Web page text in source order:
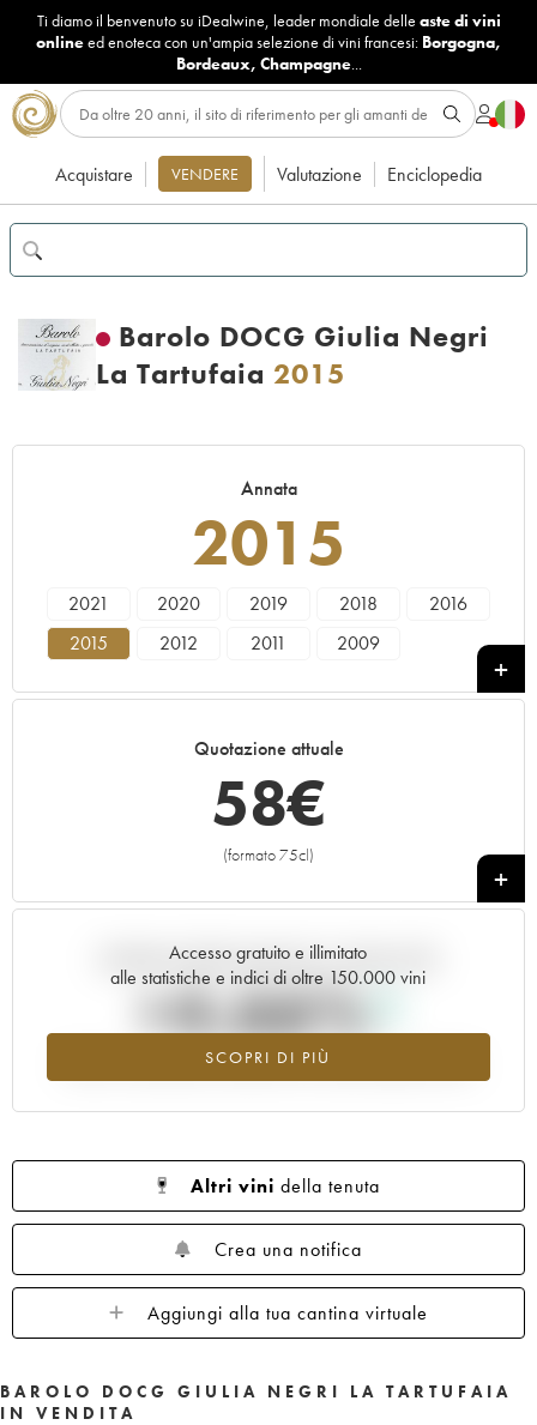
Ti diamo il benvenuto su iDealwine, leader mondiale delle aste di vini
onlineed enoteca con un'ampia selezione di vini francesi: Borgogna,
Bordeaux, Champagne...
Acquistare VENDERE Valutazione Enciclopedia
Barolo DOCG Giulia Negri
La Tartufaia 2015
Annata
2015
2021 2020 2019 2018
2016
2015
2012 2011 2009
Quotazione attuale
58€
(formato 75cl)
+
Accesso gratuito e illimitato
alle statistiche e indici di oltre 150.000 vini
SCOPRI DI PIÙ
Andamento della quotazione in tempo reale
+4.66%
Valore in aumento per l'annata 2015 nel 2026 rispetto al 2025
Altri vini della tenuta
Crea una notifica
Aggiungi alla tua cantina virtuale
BAROLO DOCG GIULIA NEGRI LA TARTUFAIA
IN VENDITA